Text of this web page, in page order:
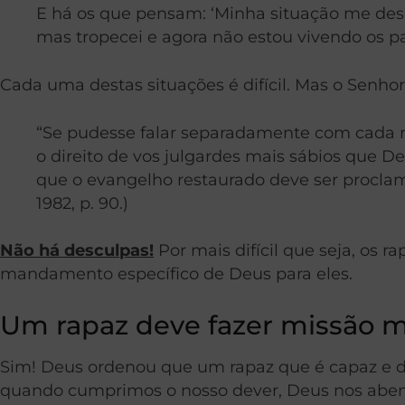
E há os que pensam: ‘Minha situação me
mas tropecei e agora não estou vivendo os
Cada uma destas situações é difícil. Mas o
“Se pudesse falar separadamente com
o direito de vos julgardes mais sábios que
que o evangelho restaurado deve ser
1982, p. 90.)
Não há desculpas! Por mais difícil que seja, os
mandamento específico de Deus para eles.
Um rapaz deve fazer missão
Sim! Deus ordenou que um rapaz que é capaz e
quando cumprimos o nosso dever, Deus nos